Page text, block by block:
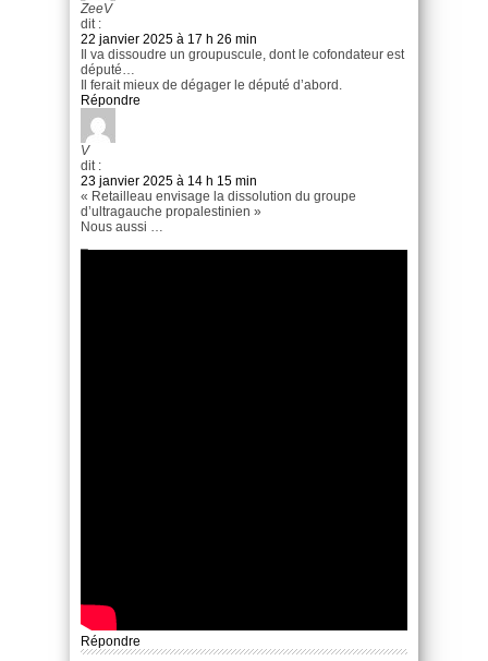
ZeeV
dit :
22 janvier 2025 à 17 h 26 min
Il va dissoudre un groupuscule, dont le cofondateur est
député…
Il ferait mieux de dégager le député d’abord.
Répondre
V
dit :
23 janvier 2025 à 14 h 15 min
« Retailleau envisage la dissolution du groupe
d’ultragauche propalestinien »
Nous aussi …
Répondre